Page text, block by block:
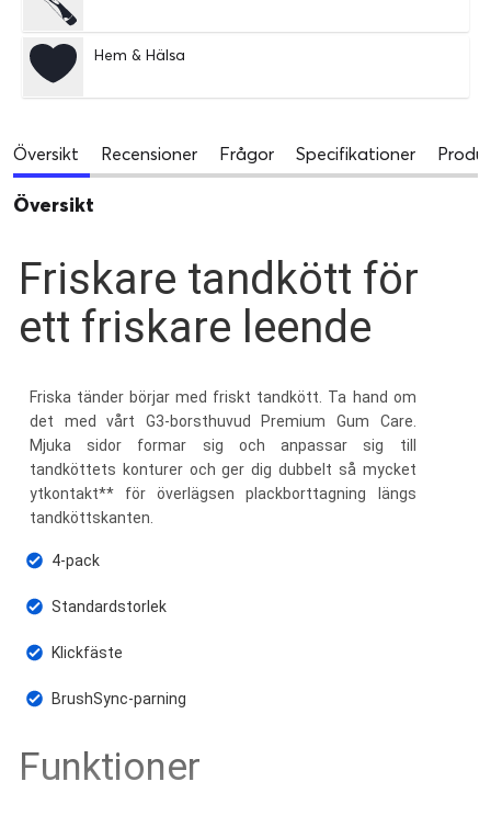
Hem & Hälsa
Översikt Recensioner Frågor Specifikationer
Översikt
Friskare tandkött för
ett friskare leende
Friska tänder börjar med friskt tandkött. Ta hand om
det med vårt G3-borsthuvud Premium Gum Care.
Mjuka sidor formar sig och anpassar sig till
tandköttets konturer och ger dig dubbelt så mycket
ytkontakt** för överlägsen plackborttagning längs
tandköttskanten.
4-pack
Standardstorlek
Klickfäste
BrushSync-parning
Funktioner